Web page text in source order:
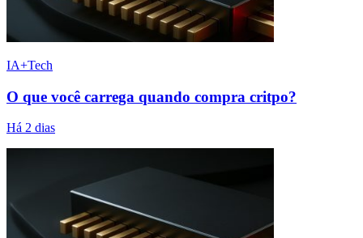
IA+Tech
O que você carrega quando compra critpo?
Há 2 dias